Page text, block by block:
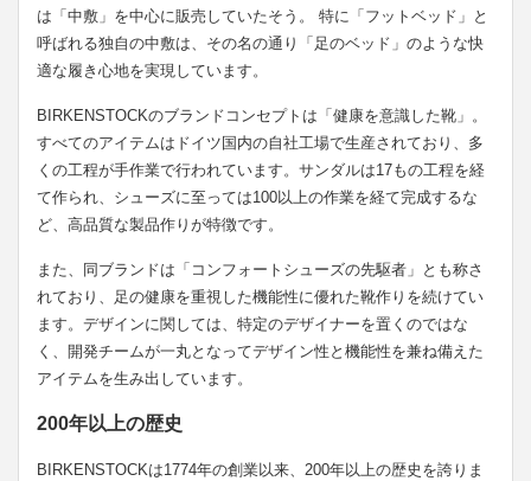
は「中敷」を中心に販売していたそう。 特に「フットベッド」と
呼ばれる独自の中敷は、その名の通り「足のベッド」のような快
適な履き心地を実現しています。
BIRKENSTOCKのブランドコンセプトは「健康を意識した靴」。
すべてのアイテムはドイツ国内の自社工場で生産されており、多
くの工程が手作業で行われています。サンダルは17もの工程を経
て作られ、シューズに至っては100以上の作業を経て完成するな
ど、高品質な製品作りが特徴です。
また、同ブランドは「コンフォートシューズの先駆者」とも称さ
れており、足の健康を重視した機能性に優れた靴作りを続けてい
ます。デザインに関しては、特定のデザイナーを置くのではな
く、開発チームが一丸となってデザイン性と機能性を兼ね備えた
アイテムを生み出しています。
200年以上の歴史
BIRKENSTOCKは1774年の創業以来、200年以上の歴史を誇りま